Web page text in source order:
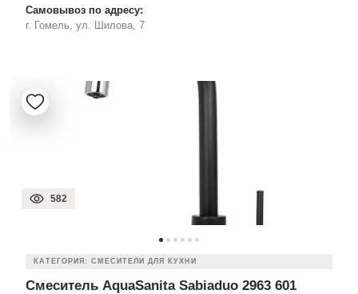
Самовывоз по адресу:
г. Гомель, ул. Шилова, 7
582
КАТЕГОРИЯ: СМЕСИТЕЛИ ДЛЯ КУХНИ
Смеситель AquaSanita Sabiaduo 2963 601